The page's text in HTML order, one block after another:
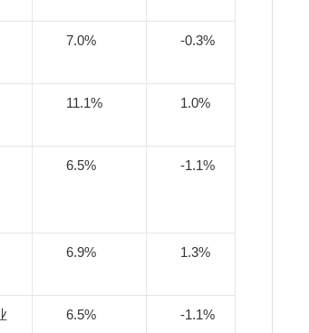
7.0% -0.3%
11.1% 1.0%
6.5% -1.1%
6.9% 1.3%
6.5% -1.1%